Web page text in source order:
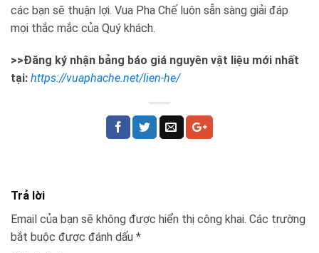
các bạn sẽ thuận lợi. Vua Pha Chế luôn sẵn sàng giải đáp
mọi thắc mắc của Quý khách.
>>Đăng ký nhận bảng báo giá nguyên vật liệu mới nhất
tại: https://vuaphache.net/lien-he/
Trả lời
Email của bạn sẽ không được hiển thị công khai. Các trường
bắt buộc được đánh dấu *